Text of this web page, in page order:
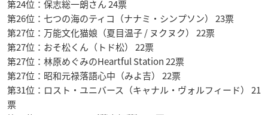
第24位：保志総一朗さん 24票
第26位：七つの海のティコ（ナナミ・シンプソン） 23票
第27位：万能文化猫娘（夏目温子 / ヌクヌク） 22票
第27位：おそ松くん（トド松） 22票
第27位：林原めぐみのHeartful Station 22票
第27位：昭和元禄落語心中（みよ吉） 22票
第31位：ロスト・ユニバース（キャナル・ヴォルフィード） 21
票